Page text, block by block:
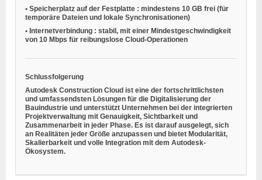
• Speicherplatz auf der Festplatte : mindestens 10 GB frei (für
temporäre Dateien und lokale Synchronisationen)
• Internetverbindung : stabil, mit einer Mindestgeschwindigkeit
von 10 Mbps für reibungslose Cloud-Operationen
Schlussfolgerung
Autodesk Construction Cloud ist eine der fortschrittlichsten
und umfassendsten Lösungen für die Digitalisierung der
Bauindustrie und unterstützt Unternehmen bei der integrierten
Projektverwaltung mit Genauigkeit, Sichtbarkeit und
Zusammenarbeit in jeder Phase. Es ist darauf ausgelegt, sich
an Realitäten jeder Größe anzupassen und bietet Modularität,
Skalierbarkeit und volle Integration mit dem Autodesk-
Ökosystem.